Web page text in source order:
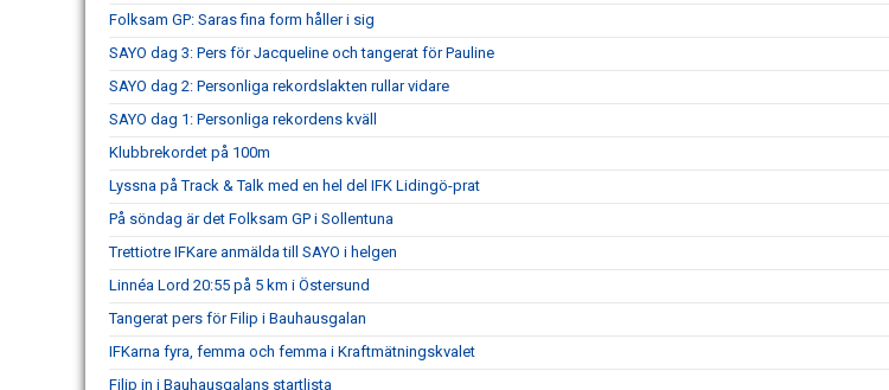
Folksam GP: Saras fina form håller i sig
SAYO dag 3: Pers för Jacqueline och tangerat för Pauline
SAYO dag 2: Personliga rekordslakten rullar vidare
SAYO dag 1: Personliga rekordens kväll
Klubbrekordet på 100m
Lyssna på Track & Talk med en hel del IFK Lidingö-prat
På söndag är det Folksam GP i Sollentuna
Trettiotre IFKare anmälda till SAYO i helgen
Linnéa Lord 20:55 på 5 km i Östersund
Tangerat pers för Filip i Bauhausgalan
IFKarna fyra, femma och femma i Kraftmätningskvalet
Filip in i Bauhausgalans startlista